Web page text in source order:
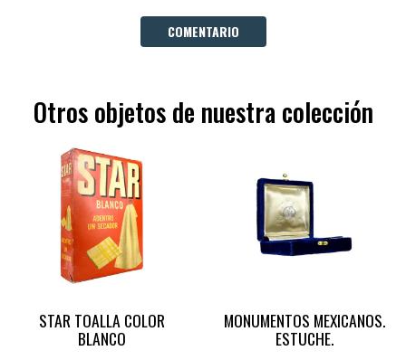
COMENTARIO
Otros objetos de nuestra colección
STAR TOALLA COLOR
BLANCO
MONUMENTOS MEXICANOS.
ESTUCHE.